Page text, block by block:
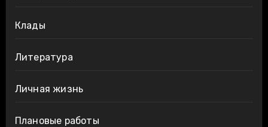
Клады
Литература
Личная жизнь
Плановые работы